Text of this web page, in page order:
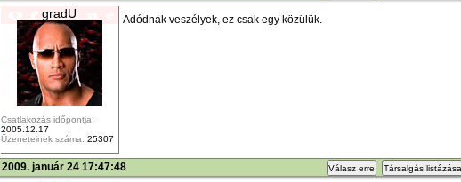
gradU
Csatlakozás időpontja:
2005.12.17
Üzeneteinek száma: 25307
Adódnak veszélyek, ez csak egy közülük.
2009. január 24 17:47:48 Válasz erre Társalgás listázása